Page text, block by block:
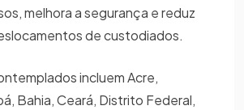
melhora a segurança e reduz
de custodiados.
incluem Acre,
Bahia, Ceará, Distrito Federal,